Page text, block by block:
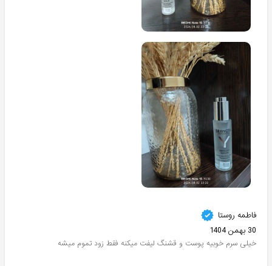
فاطمه روستا
30 بهمن 1404
خیلی سرم خوبیه پوست و قشنگ لیفت میکنه فقط زود تموم میشه